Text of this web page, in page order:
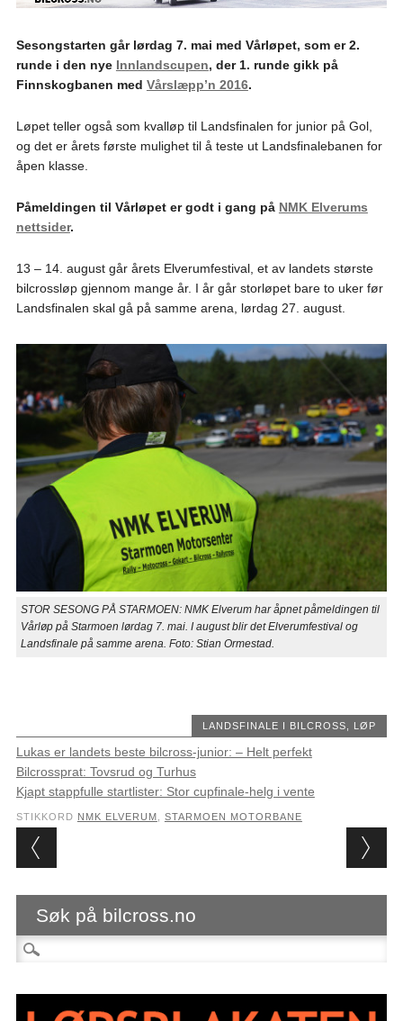
Sesongstarten går lørdag 7. mai med Vårløpet, som er 2.
runde i den nye Innlandscupen, der 1. runde gikk på
Finnskogbanen med Vårslæpp’n 2016.
Løpet teller også som kvalløp til Landsfinalen for junior på Gol,
og det er årets første mulighet til å teste ut Landsfinalebanen for
åpen klasse.
Påmeldingen til Vårløpet er godt i gang på NMK Elverums
nettsider.
13 – 14. august går årets Elverumfestival, et av landets største
bilcrossløp gjennom mange år. I år går storløpet bare to uker før
Landsfinalen skal gå på samme arena, lørdag 27. august.
STOR SESONG PÅ STARMOEN: NMK Elverum har åpnet påmeldingen til
Vårløp på Starmoen lørdag 7. mai. I august blir det Elverumfestival og
Landsfinale på samme arena. Foto: Stian Ormestad.
LANDSFINALE I BILCROSS LØP
Lukas er landets beste bilcross-junior: – Helt perfekt
Bilcrossprat: Tovsrud og Turhus
Kjapt stappfulle startlister: Stor cupfinale-helg i vente
STIKKORD NMK ELVERUM STARMOEN MOTORBANE
Post navigation
Søk på bilcross.no
Søk etter: